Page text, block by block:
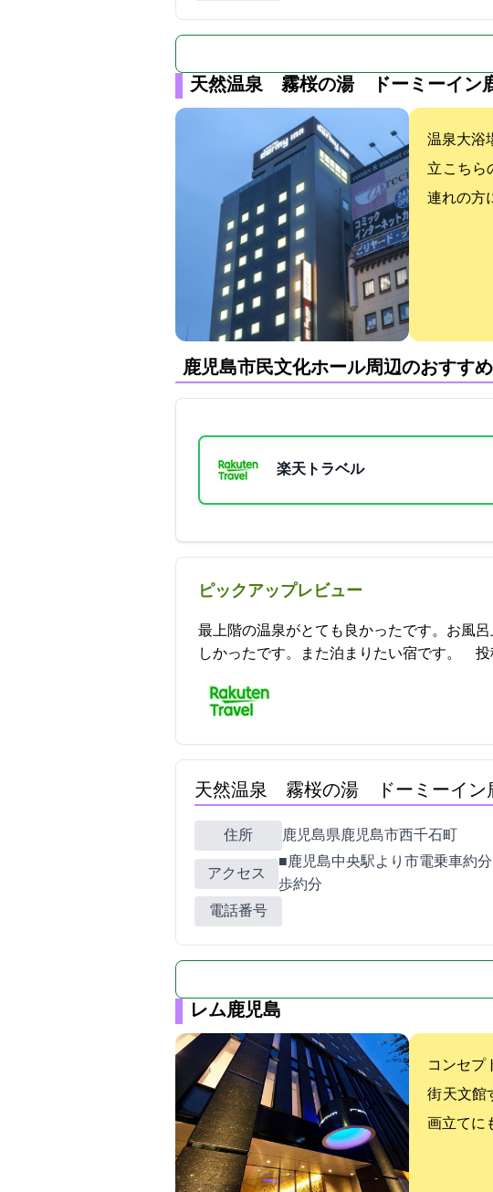
天然温泉 霧桜の湯 ドーミーイン
温泉大浴
立 こち
連れの方
鹿児島市民文化ホール周辺のおすす
楽天トラベル
ピックアップレビュー
最上階の温泉がとても良かったです。お風
しかったです。また泊まりたい宿です。 2021-10-23 17:58:35
天然温泉 霧桜の湯 ドーミーイン
住所 鹿児島県鹿児島市西千石町17-30
アクセス
■鹿児島中央駅より市電乗車約4
歩約3分
電話番号
レム鹿児島
コンセプ
街 天文館
画立てに